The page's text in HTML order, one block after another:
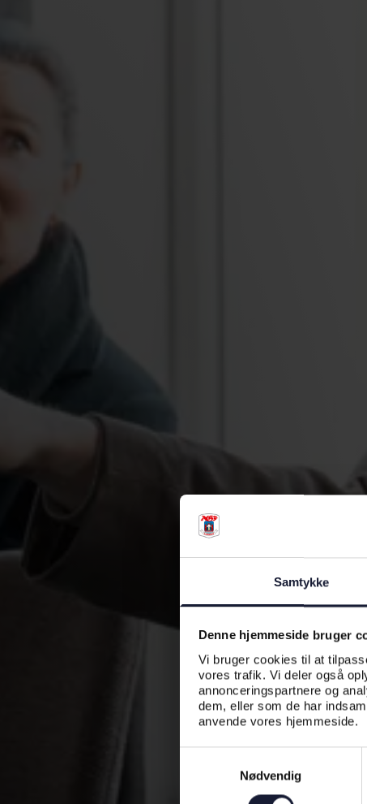
Samtykke
Denne hjemmeside bruger
Vi bruger cookies til at
vores trafik. Vi deler også
annonceringspartnere og
dem, eller som de har
anvende vores hjemmeside.
Nødvendig